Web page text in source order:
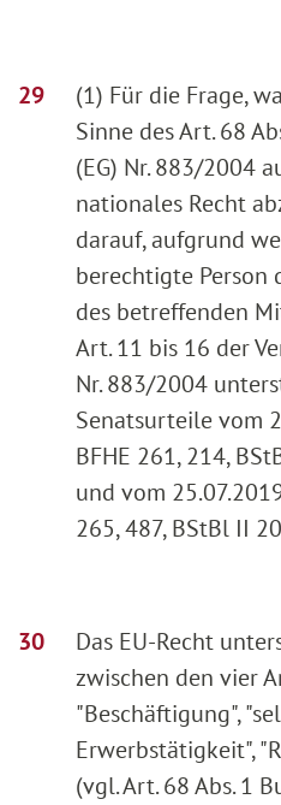
(1) Für die Frage,
Sinne des Art. 68
(EG) Nr. 883/2004
nationales Recht
darauf, aufgrund
berechtigte Person
des betreffenden
Art. 11 bis 16 der
Nr. 883/2004
Senatsurteile vom
BFHE 261, 214,
und vom
265, 487, BStBl II
Das EU-Recht
zwischen den vier
"Beschäftigung",
Erwerbstätigkeit",
(vgl. Art. 68 Abs. 1